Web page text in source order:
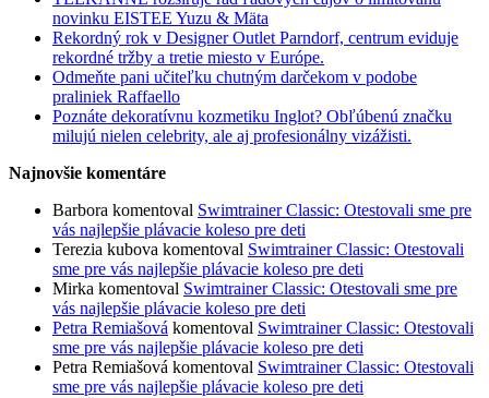
novinku EISTEE Yuzu & Mäta
Rekordný rok v Designer Outlet Parndorf, centrum eviduje
rekordné tržby a tretie miesto v Európe.
Odmeňte pani učiteľku chutným darčekom v podobe
praliniek Raffaello
Poznáte dekoratívnu kozmetiku Inglot? Obľúbenú značku
milujú nielen celebrity, ale aj profesionálny vizážisti.
Najnovšie komentáre
Barbora komentoval Swimtrainer Classic: Otestovali sme pre
vás najlepšie plávacie koleso pre deti
Terezia kubova komentoval Swimtrainer Classic: Otestovali
sme pre vás najlepšie plávacie koleso pre deti
Mirka komentoval Swimtrainer Classic: Otestovali sme pre
vás najlepšie plávacie koleso pre deti
Petra Remiašová komentoval Swimtrainer Classic: Otestovali
sme pre vás najlepšie plávacie koleso pre deti
Petra Remiašová komentoval Swimtrainer Classic: Otestovali
sme pre vás najlepšie plávacie koleso pre deti